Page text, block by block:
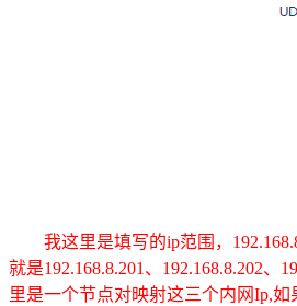
我这里是填写的ip范围，
就是192.168.8.201、192.168.8.202、
里是一个节点对映射这三个内网Ip,